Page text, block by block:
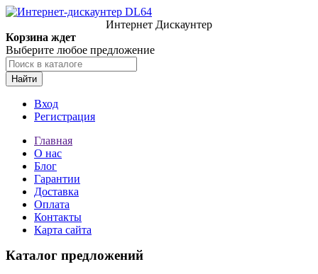
Интернет Дискаунтер
Корзина ждет
Выберите любое предложение
Найти
Вход
Регистрация
Главная
О нас
Блог
Гарантии
Доставка
Оплата
Контакты
Карта сайта
Каталог предложений